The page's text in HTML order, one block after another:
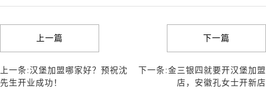
上一篇
上一条:汉堡加盟哪家好？预祝沈
先生开业成功！
下一篇
下一条:金三银四就要开汉堡加盟
店，安徽孔女士开新店